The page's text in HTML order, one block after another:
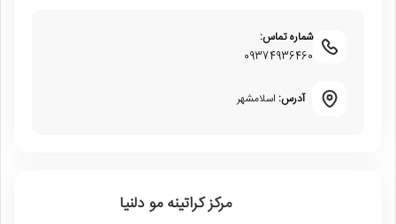
شماره تماس:
09374936460
آدرس: اسلامشهر
مرکز کراتینه مو دلنیا